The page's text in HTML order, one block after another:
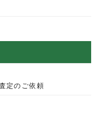
定のご依頼